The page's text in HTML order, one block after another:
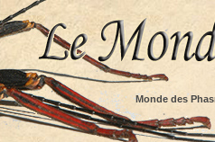
Monde des